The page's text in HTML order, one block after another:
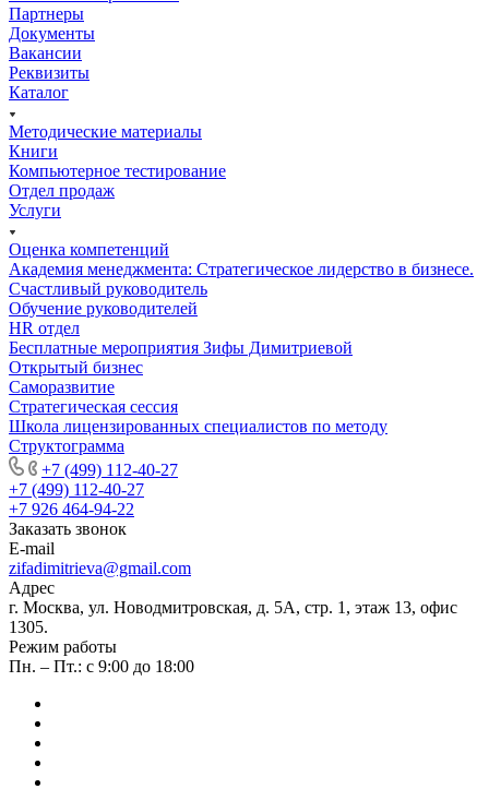
Партнеры
Документы
Вакансии
Реквизиты
Каталог
Методические материалы
Книги
Компьютерное тестирование
Отдел продаж
Услуги
Оценка компетенций
Академия менеджмента: Стратегическое лидерство в бизнесе.
Счастливый руководитель
Обучение руководителей
HR отдел
Бесплатные мероприятия Зифы Димитриевой
Открытый бизнес
Саморазвитие
Стратегическая сессия
Школа лицензированных специалистов по методу
Структограмма
+7 (499) 112-40-27
+7 (499) 112-40-27
+7 926 464-94-22
Заказать звонок
E-mail
zifadimitrieva@gmail.com
Адрес
г. Москва, ул. Новодмитровская, д. 5А, стр. 1, этаж 13, офис
1305.
Режим работы
Пн. – Пт.: с 9:00 до 18:00